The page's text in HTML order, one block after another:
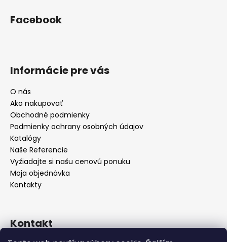
Facebook
Informácie pre vás
O nás
Ako nakupovať
Obchodné podmienky
Podmienky ochrany osobných údajov
Katalógy
Naše Referencie
Vyžiadajte si našu cenovú ponuku
Moja objednávka
Kontakty
Kontakt